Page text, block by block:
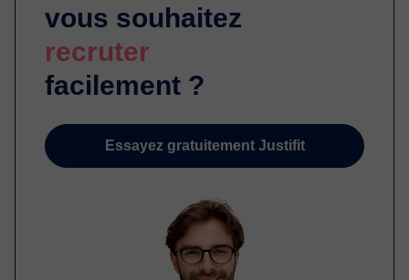
vous souhaitez
recruter
facilement ?
Essayez gratuitement Justifit